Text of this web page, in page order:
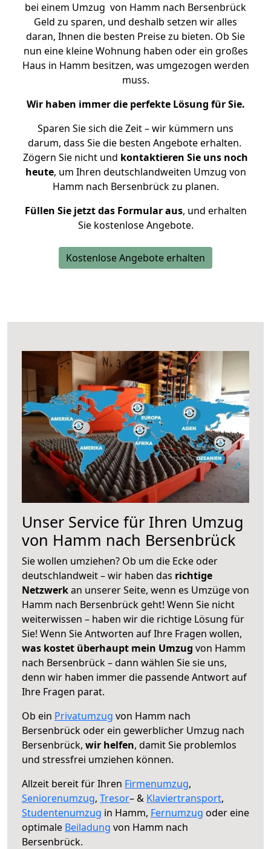
bei einem Umzug von Hamm nach Bersenbrück
Geld zu sparen, und deshalb setzen wir alles
daran, Ihnen die besten Preise zu bieten. Ob Sie
nun eine kleine Wohnung haben oder ein großes
Haus in Hamm besitzen, was umgezogen werden
muss.
Wir haben immer die perfekte Lösung für Sie.
Sparen Sie sich die Zeit – wir kümmern uns
darum, dass Sie die besten Angebote erhalten.
Zögern Sie nicht und kontaktieren Sie uns noch
heute, um Ihren deutschlandweiten Umzug von
Hamm nach Bersenbrück zu planen.
Füllen Sie jetzt das Formular aus, und erhalten
Sie kostenlose Angebote.
Kostenlose Angebote erhalten
Unser Service für Ihren Umzug
von Hamm nach Bersenbrück
Sie wollen umziehen? Ob um die Ecke oder
deutschlandweit – wir haben das richtige
Netzwerkan unserer Seite, wenn es Umzüge von
Hamm nach Bersenbrück geht! Wenn Sie nicht
weiterwissen – haben wir die richtige Lösung für
Sie! Wenn Sie Antworten auf Ihre Fragen wollen,
was kostet überhaupt mein Umzug von Hamm
nach Bersenbrück – dann wählen Sie sie uns,
denn wir haben immer die passende Antwort auf
Ihre Fragen parat.
Ob ein Privatumzug von Hamm nach
Bersenbrück oder ein gewerblicher Umzug nach
Bersenbrück, wir helfen, damit Sie problemlos
und stressfrei umziehen können.
Allzeit bereit für Ihren Firmenumzug,
Seniorenumzug, Tresor– & Klaviertransport,
Studentenumzug in Hamm, Fernumzug oder eine
optimale Beiladung von Hamm nach
Bersenbrück.